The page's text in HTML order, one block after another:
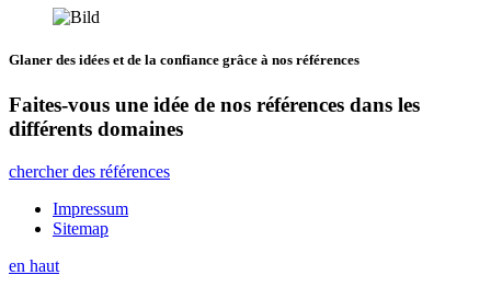
Glaner des idées et de la confiance grâce à nos références
Faites-vous une idée de nos références dans les
différents domaines
chercher des références
Impressum
Sitemap
en haut